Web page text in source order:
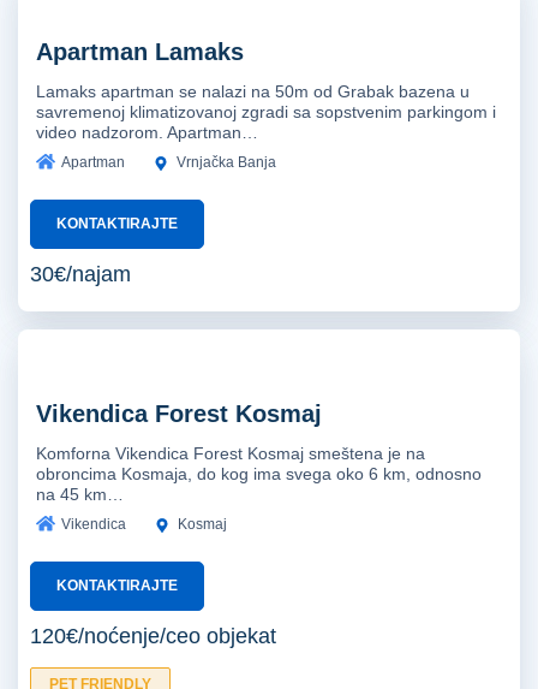
Apartman Lamaks
Lamaks apartman se nalazi na 50m od Grabak bazena u
savremenoj klimatizovanoj zgradi sa sopstvenim parkingom i
video nadzorom. Apartman…
Apartman Vrnjačka Banja
KONTAKTIRAJTE
30€/najam
Vikendica Forest Kosmaj
Komforna Vikendica Forest Kosmaj smeštena je na
obroncima Kosmaja, do kog ima svega oko 6 km, odnosno
na 45 km…
Vikendica Kosmaj
KONTAKTIRAJTE
120€/noćenje/ceo objekat
PET FRIENDLY